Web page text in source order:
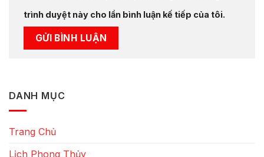
trình duyệt này cho lần bình luận kế tiếp của tôi.
DANH MỤC
Trang Chủ
Lịch Phong Thủy